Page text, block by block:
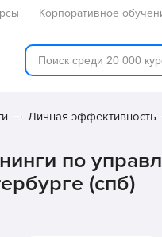
Корпоративное
Личная эффективность
по
(спб)